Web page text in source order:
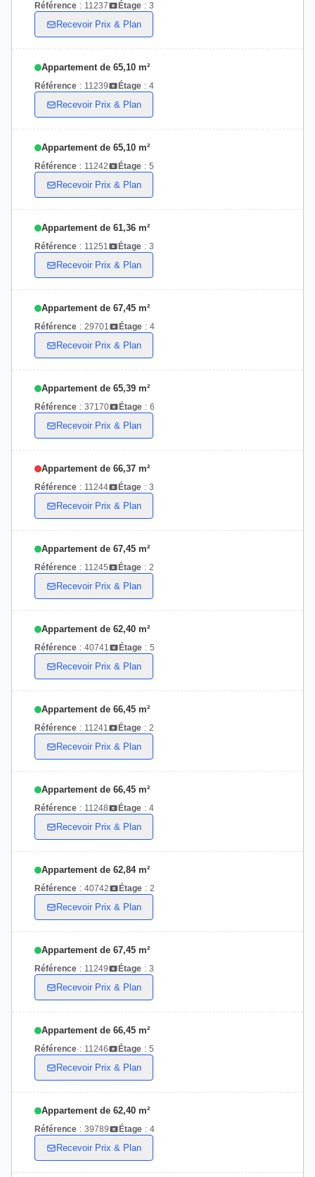
Référence : 11237 Étage : 3
Recevoir Prix & Plan
Appartement de 65,10 m²
Référence : 11239 Étage : 4
Recevoir Prix & Plan
Appartement de 65,10 m²
Référence : 11242 Étage : 5
Recevoir Prix & Plan
Appartement de 61,36 m²
Référence : 11251 Étage : 3
Recevoir Prix & Plan
Appartement de 67,45 m²
Référence : 29701 Étage : 4
Recevoir Prix & Plan
Appartement de 65,39 m²
Référence : 37170 Étage : 6
Recevoir Prix & Plan
Appartement de 66,37 m²
Référence : 11244 Étage : 3
Recevoir Prix & Plan
Appartement de 67,45 m²
Référence : 11245 Étage : 2
Recevoir Prix & Plan
Appartement de 62,40 m²
Référence : 40741 Étage : 5
Recevoir Prix & Plan
Appartement de 66,45 m²
Référence : 11241 Étage : 2
Recevoir Prix & Plan
Appartement de 66,45 m²
Référence : 11248 Étage : 4
Recevoir Prix & Plan
Appartement de 62,84 m²
Référence : 40742 Étage : 2
Recevoir Prix & Plan
Appartement de 67,45 m²
Référence : 11249 Étage : 3
Recevoir Prix & Plan
Appartement de 66,45 m²
Référence : 11246 Étage : 5
Recevoir Prix & Plan
Appartement de 62,40 m²
Référence : 39789 Étage : 4
Recevoir Prix & Plan